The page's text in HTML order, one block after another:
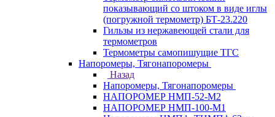
показывающий со штоком в виде иглы
(погружной термометр) БТ-23.220
Гильзы из нержавеющей стали для
термометров
Термометры самопишущие ТГС
Напоромеры, Тягонапоромеры
Назад
Напоромеры, Тягонапоромеры
НАПОРОМЕР НМП-52-М2
НАПОРОМЕР НМП-100-М1